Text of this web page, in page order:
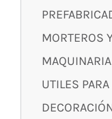
MORTEROS
UTILES